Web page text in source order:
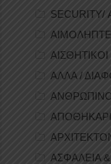
SECURITY/
ΑΙΣΘΗΤΙΚΟΙ
ΑΛΛΑ /
ΑΣΦΑΛΕΙΑ &